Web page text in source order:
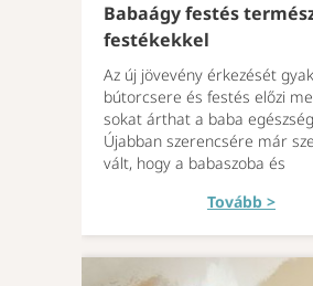
Babaágy festés
festékekkel
Az új jövevény érkezését
bútorcsere és festés előzi
sokat árthat a baba
Újabban szerencsére már
vált, hogy a babaszoba és
Tovább >